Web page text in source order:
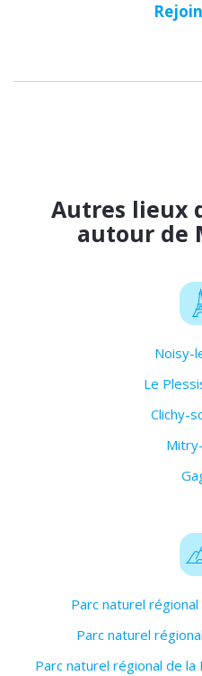
Autres lieux
autour de
Noisy-
Le
Clichy-
Parc naturel
Parc naturel
Parc naturel régional de